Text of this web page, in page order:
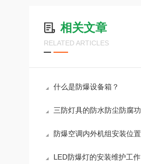
相关文章
RELATED ARTICLES
什么是防爆设备箱？
三防灯具的防水防尘防腐功能指什么
防爆空调内外机组安装位置说明
LED防爆灯的安装维护工作